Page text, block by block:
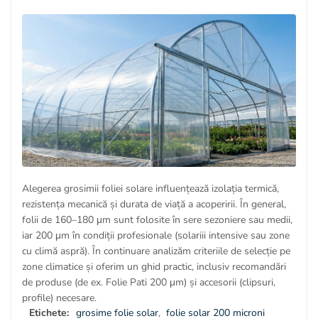
Alegerea grosimii foliei solare influențează izolația termică,
rezistența mecanică și durata de viață a acoperirii. În general,
folii de 160–180 μm sunt folosite în sere sezoniere sau medii,
iar 200 μm în condiții profesionale (solariii intensive sau zone
cu climă aspră). În continuare analizăm criteriile de selecție pe
zone climatice și oferim un ghid practic, inclusiv recomandări
de produse (de ex. Folie Pati 200 μm) și accesorii (clipsuri,
profile) necesare.
Etichete: grosime folie solar, folie solar 200 microni